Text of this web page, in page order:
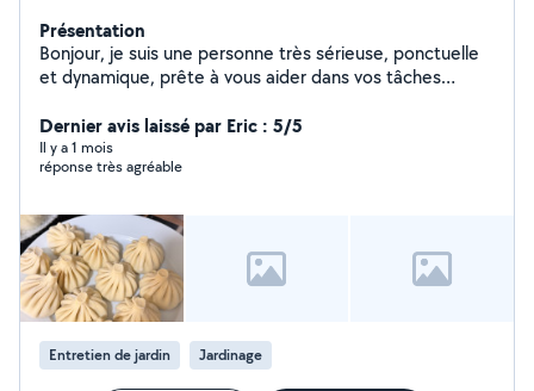
Présentation
Bonjour, je suis une personne très sérieuse, ponctuelle
et dynamique, prête à vous aider dans vos tâches
pendant deux ans en tant qu'aide-infirmière en Géorgie,
ce qui m'a appris la rigueur, l'hygiène et le soin aux
personnes. J'ai également une solide expérience dans le
un an en cuisine ici à Besançon. De plus, j'ai une
expérience confirmée dans l'entretien ménager des
maisons et des hôtels. Je suis en plein apprentissage de
la langue française, je comprends et je peux
communiquer pour le travail. Je suis très motivée,
responsable et je m'adapte rapidement à vos besoins
pour vous faciliter le quotidien avec bienveillance. Mon
Dernier avis laissé par Eric : 5/5
Il y a 1 mois
réponse très agréable
Entretien de jardin Jardinage